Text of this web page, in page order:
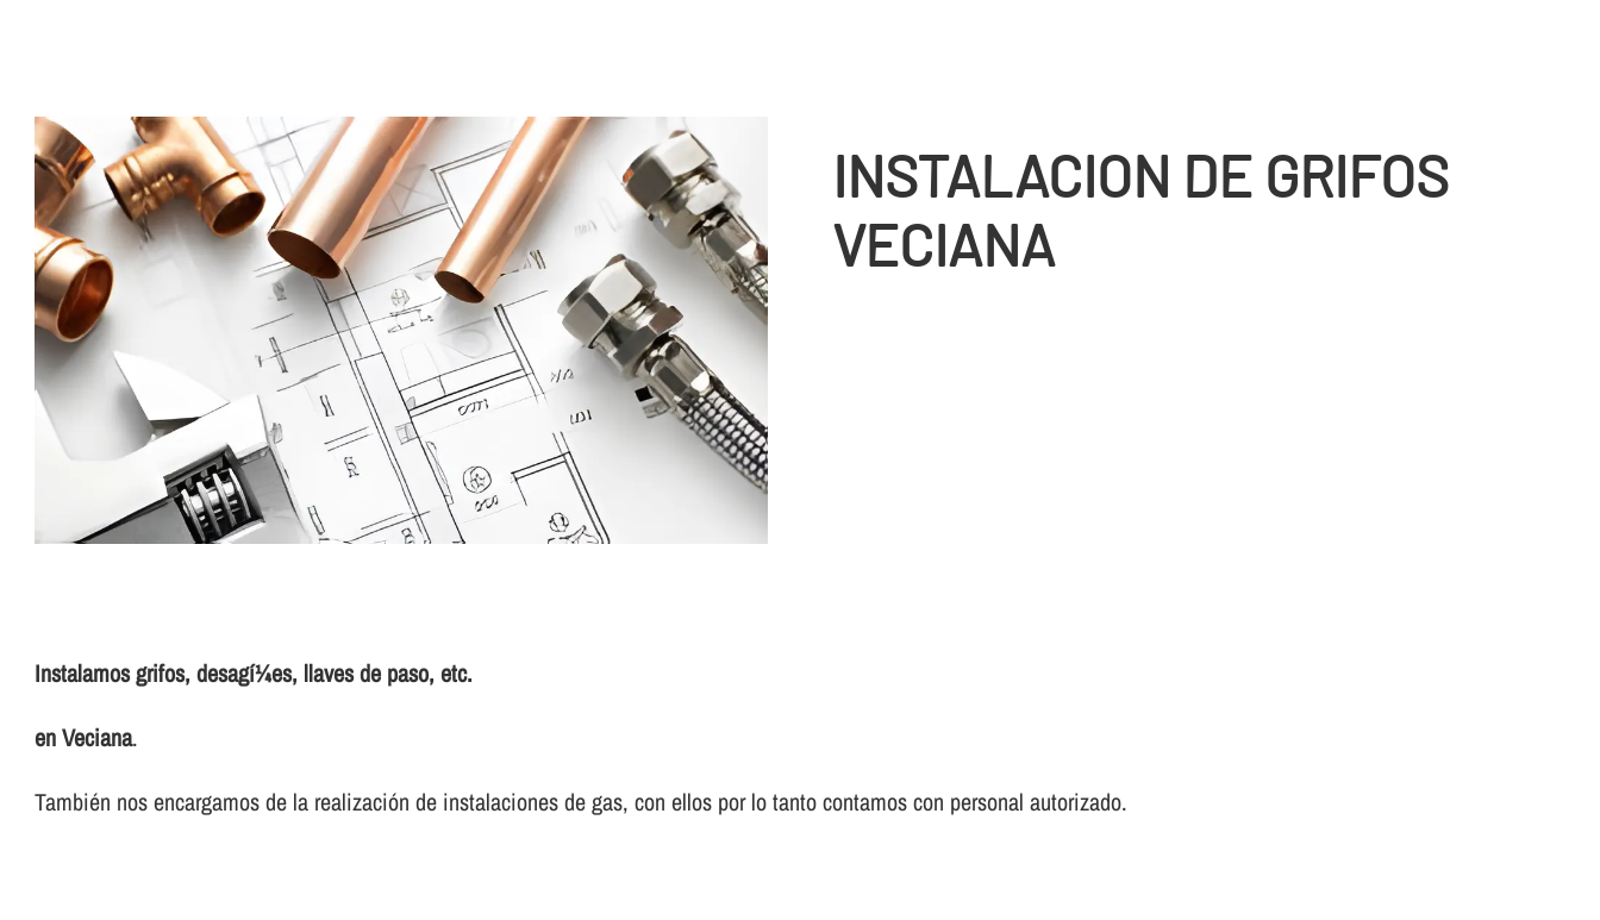
INSTALACION DE GRIFOS
VECIANA
Instalamos grifos, desagí¼es, llaves de paso, etc.
en Veciana.
También nos encargamos de la realización de instalaciones de gas, con ellos por lo tanto contamos con personal autorizado.